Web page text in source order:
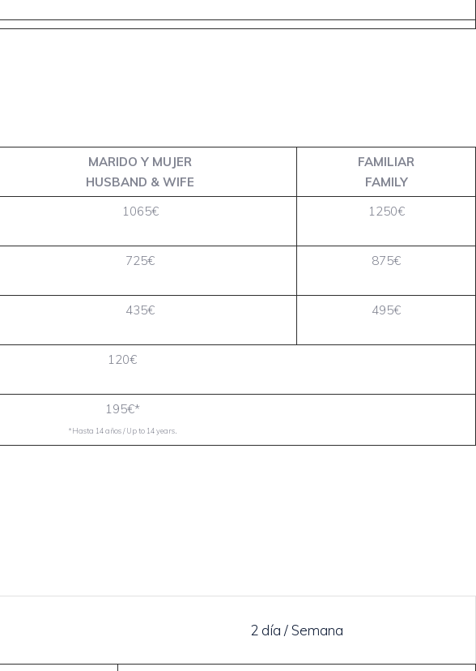
MARIDO Y MUJER
HUSBAND & WIFE
FAMILIAR
FAMILY
1065€ 1250€
725€ 875€
435€ 495€
120€
195€*
*Hasta 14 años / Up to 14 years.
2 día / Semana